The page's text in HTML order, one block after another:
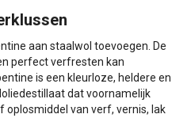
aan staalwol toevoegen. De
perfect verfresten kan
is een kleurloze, heldere en
dat voornamelijk
van verf, vernis, lak